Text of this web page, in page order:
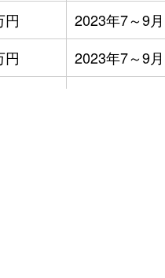
円
2023年7～9月
円
2023年7～9月